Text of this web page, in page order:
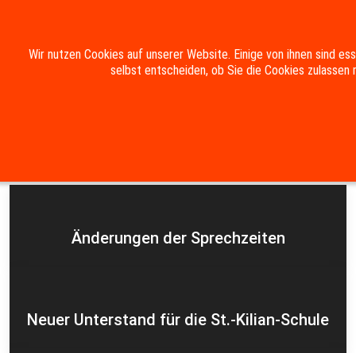
Impressum Datenschutzerklärung
Änderungen der Sprechzeiten
Neuer Unterstand für die St.-Kilian-Schule
Wir nutzen Cookies auf unserer Website. Einige von ihnen sind
selbst entscheiden, ob Sie die Cookies